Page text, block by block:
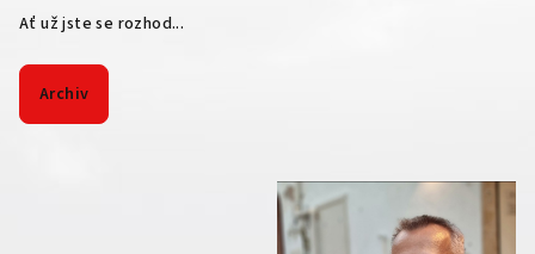
Ať už jste se rozhod...
Archiv